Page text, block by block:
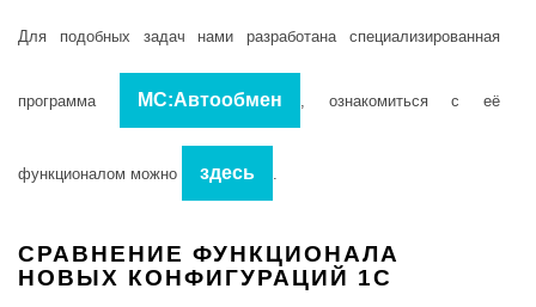
Для подобных задач нами разработана специализированная
программа МС:Автообмен , ознакомиться с её
функционалом можно здесь .
СРАВНЕНИЕ ФУНКЦИОНАЛА
НОВЫХ КОНФИГУРАЦИЙ 1С